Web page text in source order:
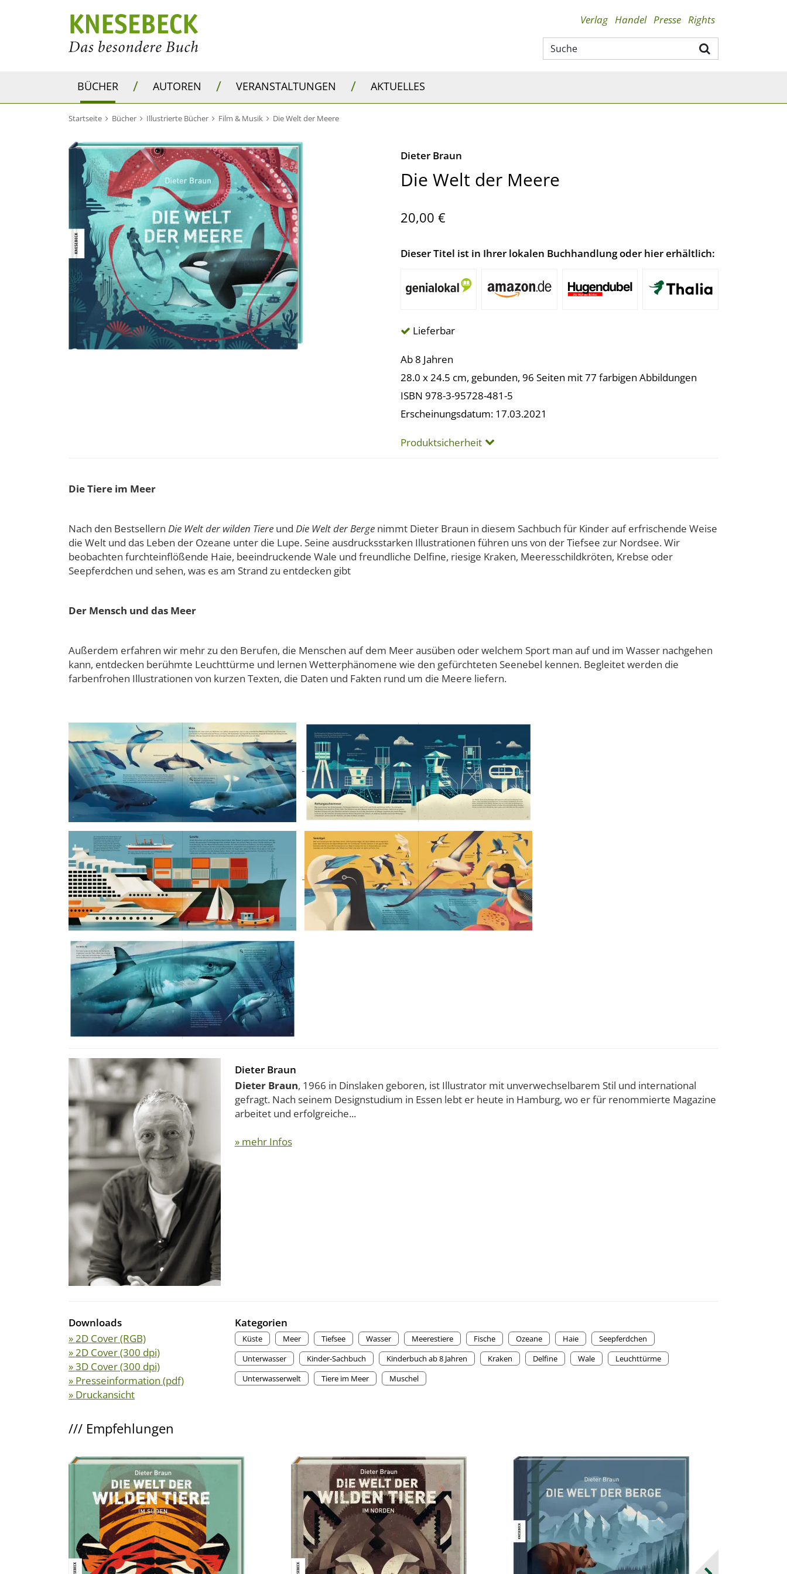
Verlag Handel Presse Rights
BÜCHER / AUTOREN / VERANSTALTUNGEN / AKTUELLES
Startseite Bücher Illustrierte Bücher Film & Musik Die Welt der Meere
Dieter Braun
Die Welt der Meere
20,00 €
Dieser Titel ist in Ihrer lokalen Buchhandlung oder hier erhältlich:
Lieferbar
Ab 8 Jahren
28.0 x 24.5 cm, gebunden, 96 Seiten mit 77 farbigen Abbildungen
ISBN 978-3-95728-481-5
Erscheinungsdatum: 17.03.2021
Produktsicherheit
Die Tiere im Meer
Nach den Bestsellern Die Welt der wilden Tiere und Die Welt der Berge nimmt Dieter Braun in diesem Sachbuch für Kinder auf erfrischende Weise
die Welt und das Leben der Ozeane unter die Lupe. Seine ausdrucksstarken Illustrationen führen uns von der Tiefsee zur Nordsee. Wir
beobachten furchteinflößende Haie, beeindruckende Wale und freundliche Delfine, riesige Kraken, Meeresschildkröten, Krebse oder
Seepferdchen und sehen, was es am Strand zu entdecken gibt
Der Mensch und das Meer
Außerdem erfahren wir mehr zu den Berufen, die Menschen auf dem Meer ausüben oder welchem Sport man auf und im Wasser nachgehen
kann, entdecken berühmte Leuchttürme und lernen Wetterphänomene wie den gefürchteten Seenebel kennen. Begleitet werden die
farbenfrohen Illustrationen von kurzen Texten, die Daten und Fakten rund um die Meere liefern.
Dieter Braun
Dieter Braun, 1966 in Dinslaken geboren, ist Illustrator mit unverwechselbarem Stil und international
gefragt. Nach seinem Designstudium in Essen lebt er heute in Hamburg, wo er für renommierte Magazine
arbeitet und erfolgreiche...
» mehr Infos
Downloads
» 2D Cover (RGB)
» 2D Cover (300 dpi)
» 3D Cover (300 dpi)
» Presseinformation (pdf)
» Druckansicht
Kategorien
Küste Meer Tiefsee Wasser Meerestiere Fische Ozeane Haie
Seepferdchen
Unterwasser
Kinder-Sachbuch Kinderbuch ab 8 Jahren Kraken Delfine Wale
Leuchttürme
Unterwasserwelt
Tiere im Meer Muschel
/// Empfehlungen